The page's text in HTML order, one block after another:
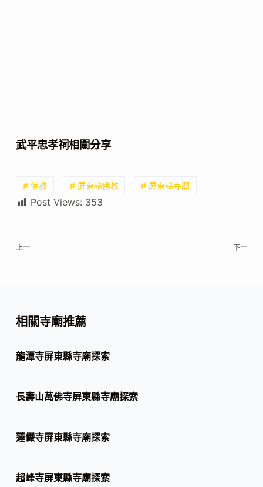
武平忠孝祠相關分享
# 佛教 # 屏東縣佛教 # 屏東縣寺廟
Post Views: 353
上一 下一
相關寺廟推薦
龍潭寺屏東縣寺廟探索
長壽山萬佛寺屏東縣寺廟探索
蓮儼寺屏東縣寺廟探索
超峰寺屏東縣寺廟探索